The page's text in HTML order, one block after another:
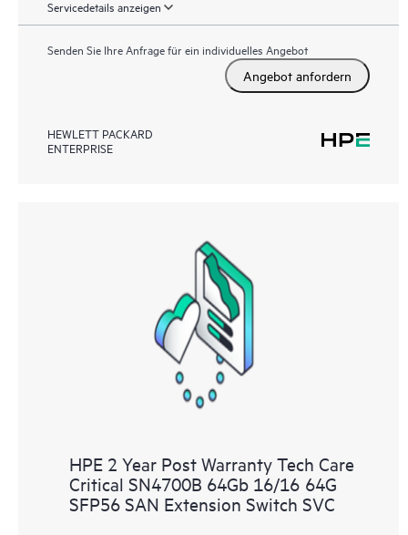
Servicedetails anzeigen
Senden Sie Ihre Anfrage für ein individuelles Angebot
Angebot anfordern
HEWLETT PACKARD
ENTERPRISE
HPE 2 Year Post Warranty Tech Care
Critical SN4700B 64Gb 16/16 64G
SFP56 SAN Extension Switch SVC